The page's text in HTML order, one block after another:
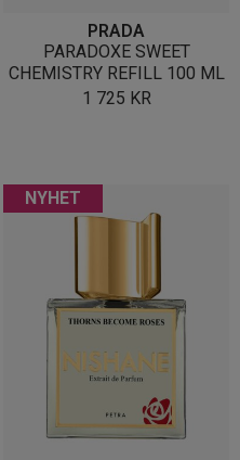
PRADA
PARADOXE SWEET
CHEMISTRY REFILL 100 ML
1 725 KR
NYHET